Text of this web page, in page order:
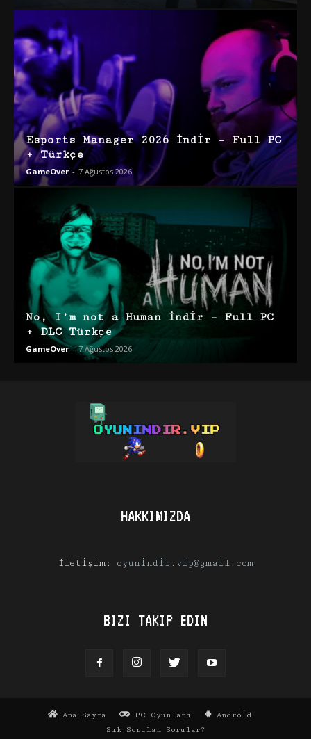
Esports Manager 2026 İndir – Full PC
+ Türkçe
GameOver - 7 Ağustos 2026
No, I’m not a Human İndir – Full PC
+ DLC Türkçe
GameOver - 7 Ağustos 2026
HAKKIMIZDA
İletişim: oyunindir.vip@gmail.com
BIZI TAKIP EDIN
Ana Sayfa PC Oyunları
Android
Sık Sorulan Sorular?